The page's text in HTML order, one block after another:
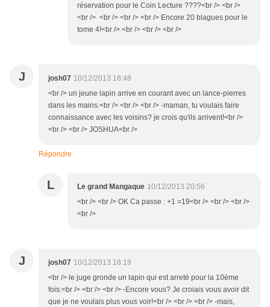
réservation pour le Coin Lecture ????<br /> <br />
<br /> <br /> <br /> <br /> Encore 20 blagues pour le
tome 4!<br /> <br /> <br /> <br />
J josh07 10/12/2013 18:48
<br /> un jeune lapin arrive en courant avec un lance-pierres
dans les mains.<br /> <br /> <br /> -maman, tu voulais faire
connaissance avec les voisins? je crois qu'ils arrivent!<br />
<br /> <br /> JOSHUA<br />
Répondre
L Le grand Mangaque 10/12/2013 20:56
<br /> <br /> OK Ca passe : +1 =19<br /> <br /> <br />
<br />
J josh07 10/12/2013 18:19
<br /> le juge gronde un lapin qui est arreté pour la 10ème
fois:<br /> <br /> <br /> -Encore vous? Je croiais vous avoir dit
que je ne voulais plus vous voir!<br /> <br /> <br /> -mais,